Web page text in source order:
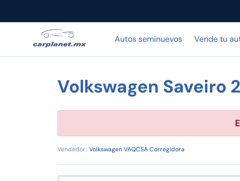
Autos seminuevos Vende tu
Volkswagen Saveiro
Vendedor: Volkswagen VAQCSA Corregidora